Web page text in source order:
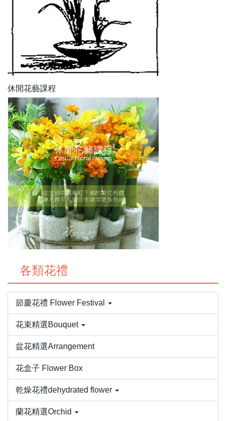
休閒花藝課程
各類花禮
節慶花禮 Flower Festival
花束精選Bouquet
盆花精選Arrangement
花盒子 Flower Box
乾燥花禮dehydrated flower
蘭花精選Orchid